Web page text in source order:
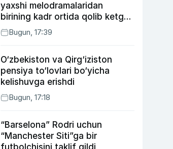
yaxshi melodramalaridan
birining kadr ortida qolib ketgan
voqealari
Bugun, 17:39
O‘zbekiston va Qirg‘iziston
pensiya to‘lovlari bo‘yicha
kelishuvga erishdi
Bugun, 17:18
“Barselona” Rodri uchun
“Manchester Siti”ga bir
futbolchisini taklif qildi